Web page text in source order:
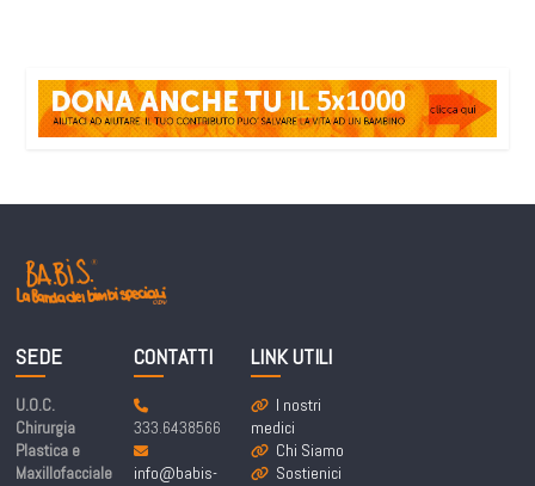
SEDE
U.O.C.
Chirurgia
Plastica e
Maxillofacciale
CONTATTI
333.6438566
info@babis-
LINK UTILI
I nostri
medici
Chi Siamo
Sostienici